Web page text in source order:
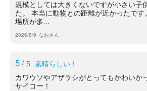
規模としては大きくないですが小さい子
た。 本当に動物との距離が近かったで
場所が多...
2026/8/9 なおさん
5/ 5 素晴らしい！
カワウソやアザラシがとってもかわいか
サイコー！